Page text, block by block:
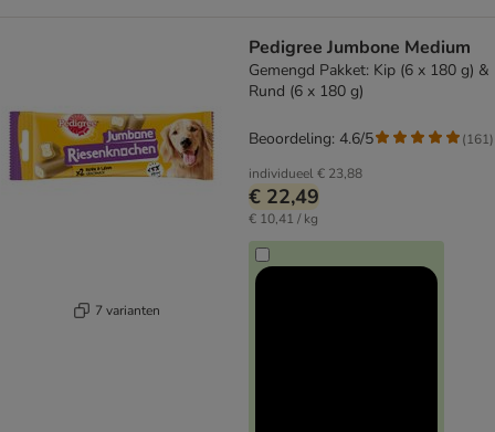
7 varianten
Pedigree Jumbone Medium
Gemengd Pakket: Kip (6 x 180 g) &
Rund (6 x 180 g)
individueel€ 23,88
€ 22,49
€ 10,41 / kg
Beoordeling: 4.6/5 (161)